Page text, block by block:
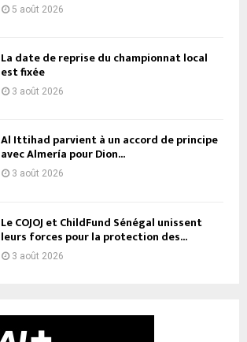
5 août 2026
La date de reprise du championnat local
est fixée
3 août 2026
Al Ittihad parvient à un accord de principe
avec Almería pour Dion...
3 août 2026
Le COJOJ et ChildFund Sénégal unissent
leurs forces pour la protection des...
3 août 2026